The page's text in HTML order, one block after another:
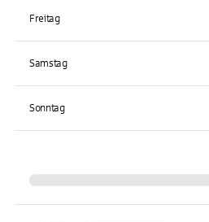
Freitag
Samstag
Sonntag